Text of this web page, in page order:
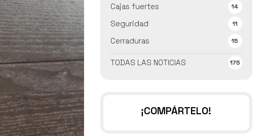
TODAS LAS NOTICIAS 175
Cajas fuertes 14
Seguridad 11
Cerraduras 15
¡COMPÁRTELO!